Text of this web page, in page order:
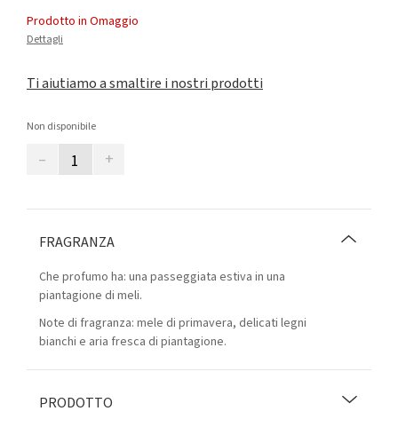
Prodotto in Omaggio
Dettagli
Ti aiutiamo a smaltire i nostri prodotti
Non disponibile
– +
FRAGRANZA
Che profumo ha: una passeggiata estiva in una
piantagione di meli.
Note di fragranza: mele di primavera, delicati legni
bianchi e aria fresca di piantagione.
PRODOTTO